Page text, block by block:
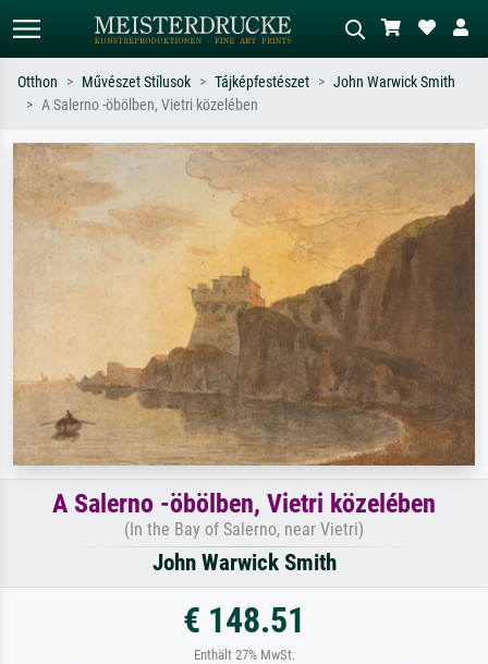
Keressen művész, műcím vagy stílus
szerint – pl. Monet, Csillagos éj,
impresszionizmus, Hokusai-hullám,
akt.
Írja le a jelenetet – pl. zöld rét, sok
piros absztrakt, sötét olajkép, álló akt
egy fa mellett.
Otthon Művészet Stílusok Tájképfestészet
John Warwick Smith
A Salerno -öbölben, Vietri közelében
A Salerno -öbölben, Vietri közelében
(In the Bay of Salerno, near Vietri)
John Warwick Smith
€ 148.51
Enthält 27% MwSt.